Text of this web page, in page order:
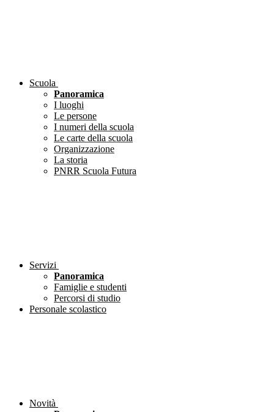
Scuola
Panoramica
I luoghi
Le persone
I numeri della scuola
Le carte della scuola
Organizzazione
La storia
PNRR Scuola Futura
Servizi
Panoramica
Famiglie e studenti
Percorsi di studio
Personale scolastico
Novità